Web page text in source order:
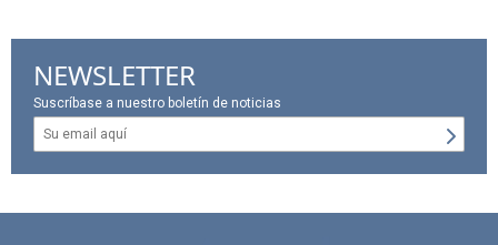
NEWSLETTER
Suscríbase a nuestro boletín de noticias